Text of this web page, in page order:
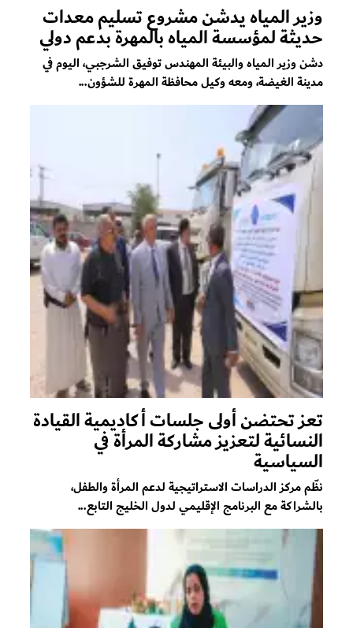
وزير المياه يدشن مشروع تسليم معدات
حديثة لمؤسسة المياه بالمهرة بدعم دولي
دشن وزير المياه والبيئة المهندس توفيق الشرجبي، اليوم في
مدينة الغيضة، ومعه وكيل محافظة المهرة للشؤون...
تعز تحتضن أولى جلسات أكاديمية القيادة
النسائية لتعزيز مشاركة المرأة في
السياسية
نظّم مركز الدراسات الاستراتيجية لدعم المرأة والطفل،
بالشراكة مع البرنامج الإقليمي لدول الخليج التابع...